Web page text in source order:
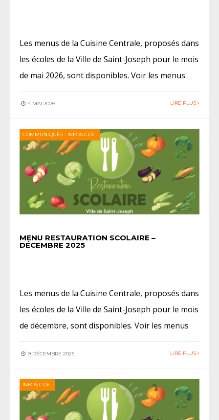
Les menus de la Cuisine Centrale, proposés dans
les écoles de la Ville de Saint-Joseph pour le mois
de mai 2026, sont disponibles. Voir les menus
4 MAI 2026 LIRE PLUS
COMMUNIQUÉS • INFOS CDE :
MENU RESTAURATION SCOLAIRE –
DÉCEMBRE 2025
Les menus de la Cuisine Centrale, proposés dans
les écoles de la Ville de Saint-Joseph pour le mois
de décembre, sont disponibles. Voir les menus
9 DÉCEMBRE 2025 LIRE PLUS
INFOS CDE :